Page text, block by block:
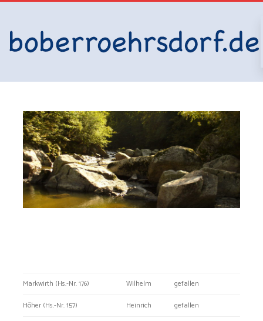
Markwirth (Hs.-Nr. 176) Wilhelm
gefallen
Höher (Hs.-Nr. 157)
Heinrich
gefallen